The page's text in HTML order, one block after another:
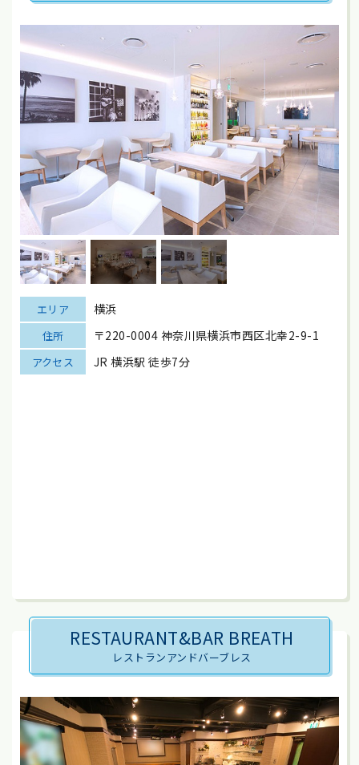
エリア 横浜
住所 〒220-0004 神奈川県横浜市西区北幸2-9-1
アクセス JR 横浜駅 徒歩7分
RESTAURANT&BAR BREATH
レストランアンドバーブレス